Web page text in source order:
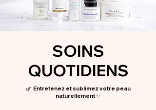
SOINS
QUOTIDIENS
🌿 Entretenez et sublimez votre peau
naturellement ✨